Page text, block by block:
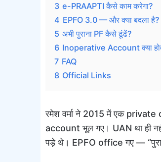
3 e-PRAAPTI कैसे काम करेगा?
4 EPFO 3.0 — और क्या बदला है?
5 अभी पुराना PF कैसे ढूंढें?
6 Inoperative Account क्या
7 FAQ
8 Official Links
रमेश वर्मा ने 2015 में एक private
account भूल गए। UAN था ही
पड़े थे। EPFO office गए —